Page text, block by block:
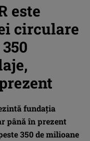
este
circulare
fundaţia
până în prezent
350 de milioane